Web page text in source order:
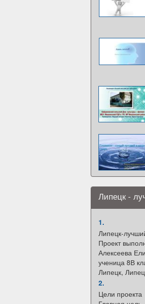
Липецк -
1.
Липецк-
Проект
Алексеева
ученица 8В
Липецк,
2.
Цели проекта